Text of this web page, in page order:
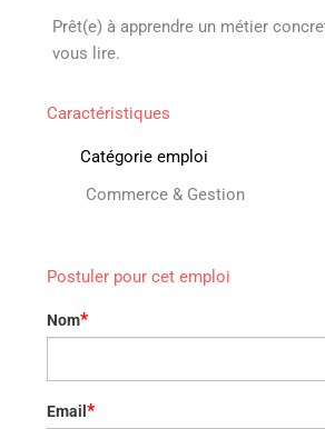
Prêt(e) à apprendre un métier
vous lire.
Caractéristiques
Catégorie emploi
Commerce & Gestion
Postuler pour cet emploi
Nom*
Email *